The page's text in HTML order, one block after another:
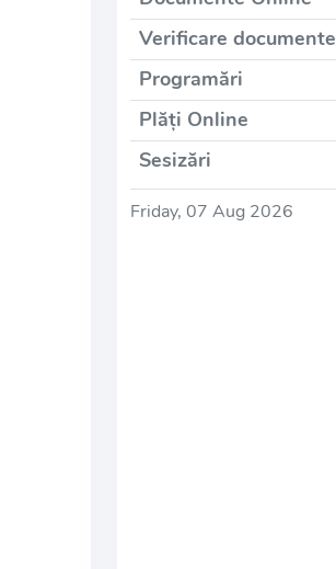
Verificare documente
Programări
Plăți Online
Sesizări
Friday, 07 Aug 2026